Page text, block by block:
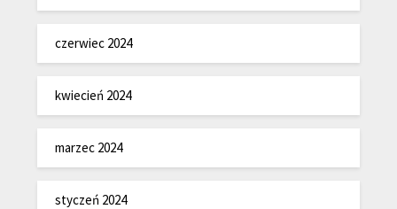
czerwiec 2024
kwiecień 2024
marzec 2024
styczeń 2024